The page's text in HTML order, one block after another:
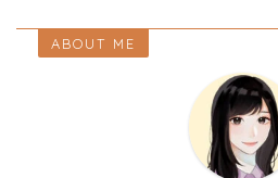
ABOUT ME